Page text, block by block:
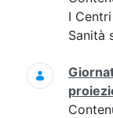
I
Sanità